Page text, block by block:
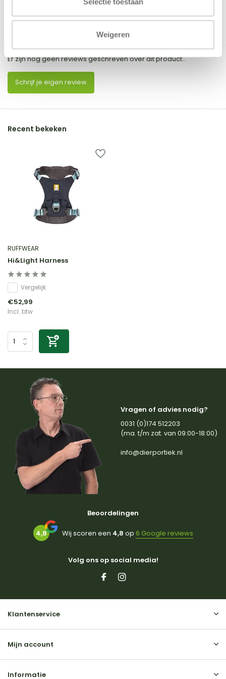
Weigeren
Reviews
Based on 0 reviews
Er zijn nog geen reviews geschreven over dit product..
Schrijf je eigen review
Recent bekeken
RUFFWEAR
Hi&Light Harness
Vergelijk
€52,99
Incl. btw
Vragen of advies nodig?
0031 (0)174 512203
(ma. t/m zat. van 09:00-18:00)
info@dierportiek.nl
Beoordelingen
4,8 Wij scoren een 4,8 op 6 Google reviews
Volg ons op social media!
Klantenservice
Mijn account
Informatie